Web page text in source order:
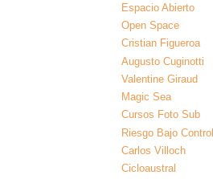
Espacio Abierto
Open Space
Cristian Figueroa
Augusto Cuginotti
Valentine Giraud
Magic Sea
Cursos Foto Sub
Riesgo Bajo Control
Carlos Villoch
Cicloaustral